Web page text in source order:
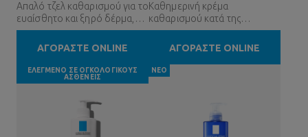
Απαλό τζελ καθαρισμού για το
ευαίσθητο και ξηρό δέρμα,
για όλη την οικογένεια
ΑΓΟΡΑΣΤΕ ONLINE
Καθημερινή κρέμα
καθαρισμού κατά της
έλλειψης άνεσης & της
ξηρότητας, για το κανονικό
ΑΓΟΡΑΣΤΕ ONLINE
ΕΛΕΓΜΕΝΟ ΣΕ ΟΓΚΟΛΟΓΙΚΟΥΣ
ΑΣΘΕΝΕΙΣ
ΝΕΟ